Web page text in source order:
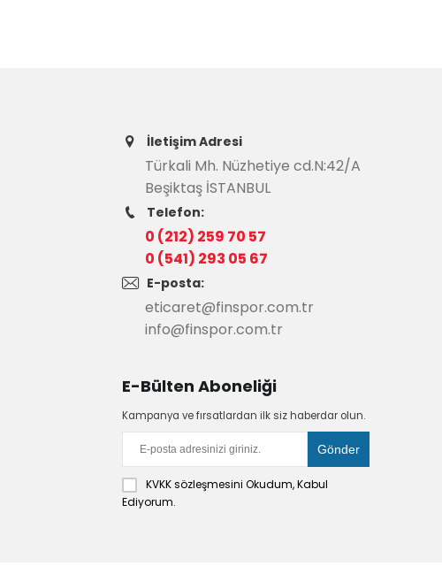
İletişim Adresi
Türkali Mh. Nüzhetiye cd.N:42/A
Beşiktaş İSTANBUL
Telefon:
0 (212) 259 70 57
0 (541) 293 05 67
E-posta:
eticaret@finspor.com.tr
info@finspor.com.tr
E-Bülten Aboneliği
Kampanya ve fırsatlardan ilk siz haberdar olun.
KVKK sözleşmesini Okudum, Kabul
Ediyorum.